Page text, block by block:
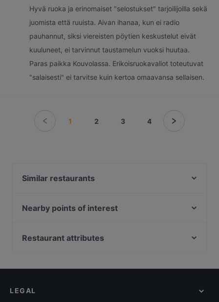
Hyvä ruoka ja erinomaiset "selostukset" tarjoilijoilla sekä
juomista että ruuista. Aivan ihanaa, kun ei radio
pauhannut, siksi viereisten pöytien keskustelut eivät
kuuluneet, ei tarvinnut taustamelun vuoksi huutaa.
Paras paikka Kouvolassa. Erikoisruokavaliot toteutuvat
"salaisesti" ei tarvitse kuin kertoa omaavansa sellaisen.
1 2 3 4
Similar restaurants
Gastropub Betony
Nearby points of interest
Restaurant attributes
Gluten-free Options in Kouvola
LEGAL